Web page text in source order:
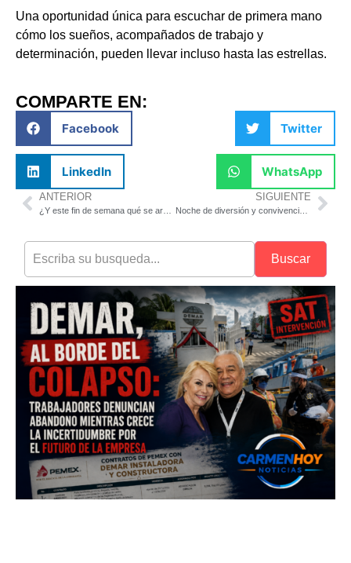
Una oportunidad única para escuchar de primera mano
cómo los sueños, acompañados de trabajo y
determinación, pueden llevar incluso hasta las estrellas.
COMPARTE EN:
Facebook Twitter
LinkedIn WhatsApp
ANTERIOR SIGUIENTE
Noche de diversión y convivencia en la Lotería DIF Carmen
Buscar